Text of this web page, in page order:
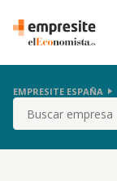
EMPRESITE ESPAÑA
Buscar